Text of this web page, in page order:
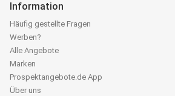
Information
Häufig gestellte Fragen
Werben?
Alle Angebote
Marken
Prospektangebote.de App
Über uns